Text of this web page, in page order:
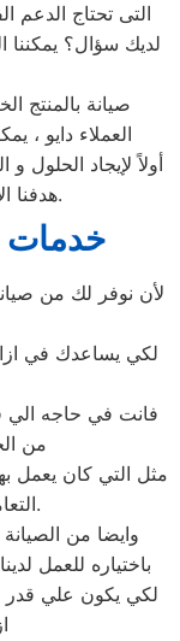
التى تحتاج
لديك سؤال؟
صيانة بالمنتج
العملاء دايو ،
أولاً لإيجاد
هدفنا الأول هو ارضاء عملائنا في مصر.
خدمات
لأن نوفر لك من
لكي يساعدك في
فانت في حاجه الي
من
مثل التي كان يعمل
التعامل معه بطريقه غير صحيحه.
وايضا من
باختياره للعمل
لكي يكون علي قدر